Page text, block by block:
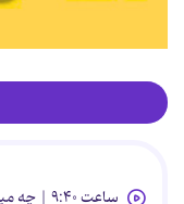
ساعت ۹:۴۰ | چه میراثی از خود به جای گذاشت؟